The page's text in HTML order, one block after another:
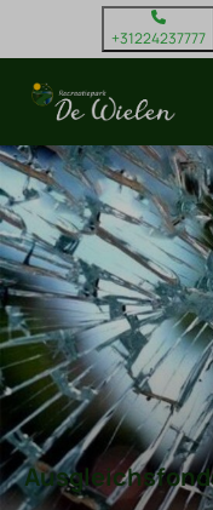
+31224237777